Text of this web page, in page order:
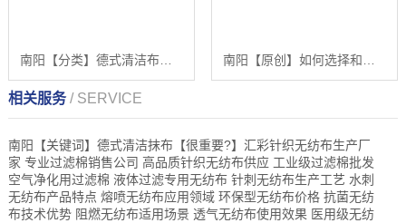
南阳【分类】德式清洁布指南：如何高效清洁与保养【德式清洁布的正确使用方法】【怎么样?】
相关服务/ SERVICE
南阳【关键词】德式清洁抹布【很重要?】汇彩针织无纺布生产厂
家 专业过滤棉销售公司 高品质针织无纺布供应 工业级过滤棉批发
空气净化用过滤棉 液体过滤专用无纺布 针刺无纺布生产工艺 水刺
无纺布产品特点 熔喷无纺布应用领域 环保型无纺布价格 抗菌无纺
布技术优势 阻燃无纺布适用场景 透气无纺布使用效果 医用级无纺